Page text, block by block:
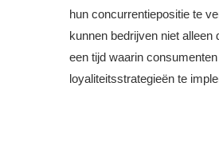
hun concurrentiepositie te
kunnen bedrijven niet
een tijd waarin
loyaliteitsstrategieën te